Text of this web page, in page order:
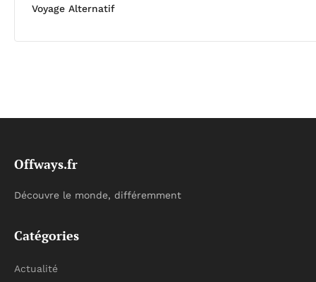
Voyage Alternatif
Offways.fr
Découvre le monde, différemment
Catégories
Actualité